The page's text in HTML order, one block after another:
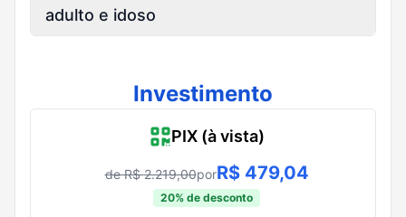
adulto e idoso
Investimento
PIX (à vista)
de R$2.219,00porR$ 479,04
20% de desconto